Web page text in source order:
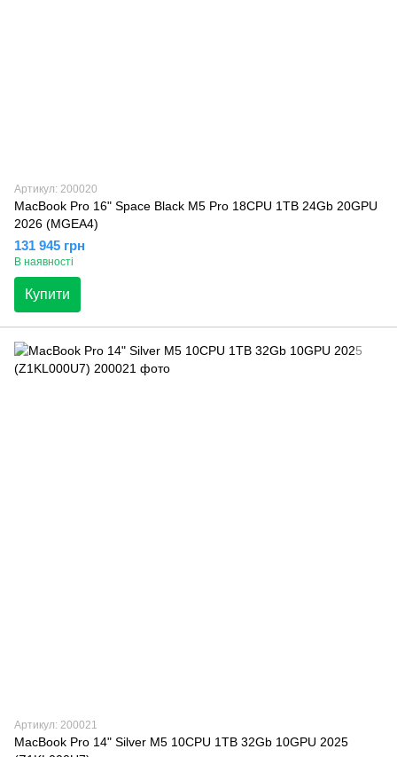
Артикул: 200020
MacBook Pro 16" Space Black M5 Pro 18CPU 1TB 24Gb 20GPU
2026 (MGEA4)
131 945 грн
В наявності
Купити
Артикул: 200021
MacBook Pro 14" Silver M5 10CPU 1TB 32Gb 10GPU 2025